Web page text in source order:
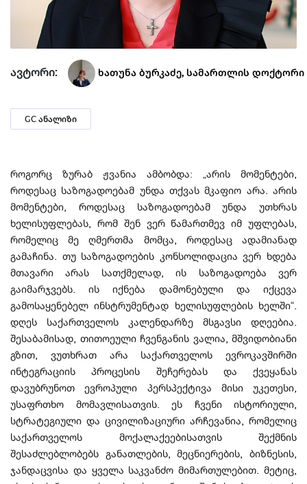
ავტორი: ხათუნა ბურკაძე, სამართლის დოქტორი
GC ანალიზი
როგორც ზურაბ ჟვანია ამბობდა: „არის მომენტები,
როდესაც საზოგადოებამ უნდა თქვას მკაფიო არა. არის
მომენტები, როდესაც საზოგადოებამ უნდა უთხრას
ხელისუფლებას, რომ შენ ვერ წამართმევ იმ უფლებას,
რომელიც მე ღმერთმა მომცა, როდესაც ადამიანად
გამაჩინა. თუ საზოგადოების კონსოლიდაცია ვერ ხდება
მთავარი არას სათქმელად, ის საზოგადოება ვერ
გაიმარჯვებს. ის იქნება დამონებული და იქცევა
გამოსაყენებელ ინსტრუმენტად ხელისუფლების ხელში“.
დღეს საქართველოს კალენდარზე მსგავსი დღეებია.
შესაბამისად, თითოეული ჩვენგანის ვალია, მშვიდობიანი
გზით, ვუთხრათ არა საქართველოს ევროკავშირში
ინტეგრაციის პროცესის შეჩერებას და ქვეყანას
დავუბრუნოთ ევროპული პერსპექტივა მისი უკეთესი,
უსაფრთხო მომავლისათვის. ეს ჩვენი ისტორიული,
სტრატეგიული და ცივილიზაციური არჩევანია, რომელიც
საქართველოს მოქალაქეებისათვის შექმნის
შესაძლებლობებს განათლების, მეცნიერების, ბიზნესის,
ჯანდაცვისა და ყველა საკვანძო მიმართულებით. მეტიც,